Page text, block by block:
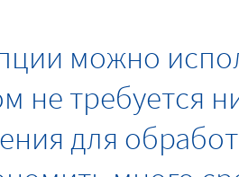
можно
не требуется
для